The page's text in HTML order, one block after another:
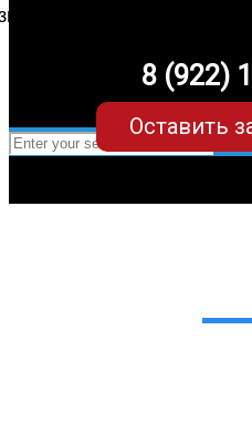
8 (922)
Оставить